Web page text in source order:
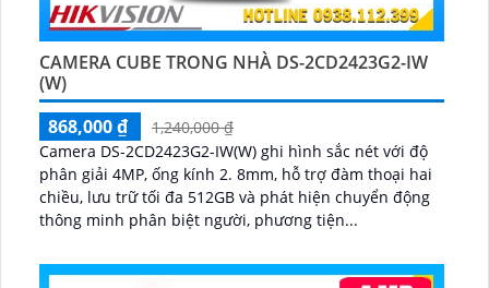
CAMERA CUBE TRONG NHÀ DS-2CD2423G2-IW
(W)
868,000 ₫
1,240,000 ₫
Camera DS-2CD2423G2-IW(W) ghi hình sắc nét với độ
phân giải 4MP, ống kính 2. 8mm, hỗ trợ đàm thoại hai
chiều, lưu trữ tối đa 512GB và phát hiện chuyển động
thông minh phân biệt người, phương tiện...